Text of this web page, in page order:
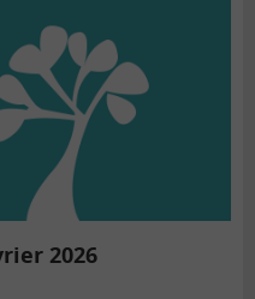
2026